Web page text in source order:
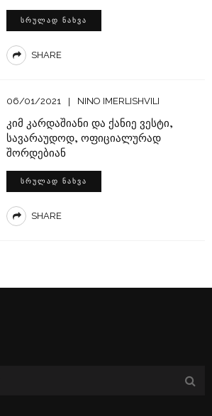
ᲡᲠᲣᲚᲐᲓ ᲜᲐᲮᲕᲐ
SHARE
06/01/2021 NINO IMERLISHVILI
კიმ კარდაშიანი და ქანიე ვესტი,
სავარაუდოდ, ოფიციალურად
შორდებიან
ᲡᲠᲣᲚᲐᲓ ᲜᲐᲮᲕᲐ
SHARE